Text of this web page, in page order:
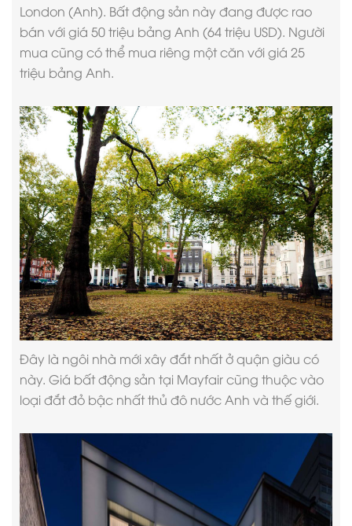
London (Anh). Bất động sản này đang được rao
bán với giá 50 triệu bảng Anh (64 triệu USD). Người
mua cũng có thể mua riêng một căn với giá 25
triệu bảng Anh.
Đây là ngôi nhà mới xây đắt nhất ở quận giàu có
này. Giá bất động sản tại Mayfair cũng thuộc vào
loại đắt đỏ bậc nhất thủ đô nước Anh và thế giới.